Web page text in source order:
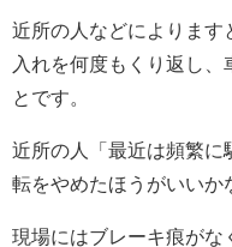
近所の人などによります
入れを何度もくり返し
とです。
近所の人「最近は頻繁に
転をやめたほうがいいか
現場にはブレーキ痕がな